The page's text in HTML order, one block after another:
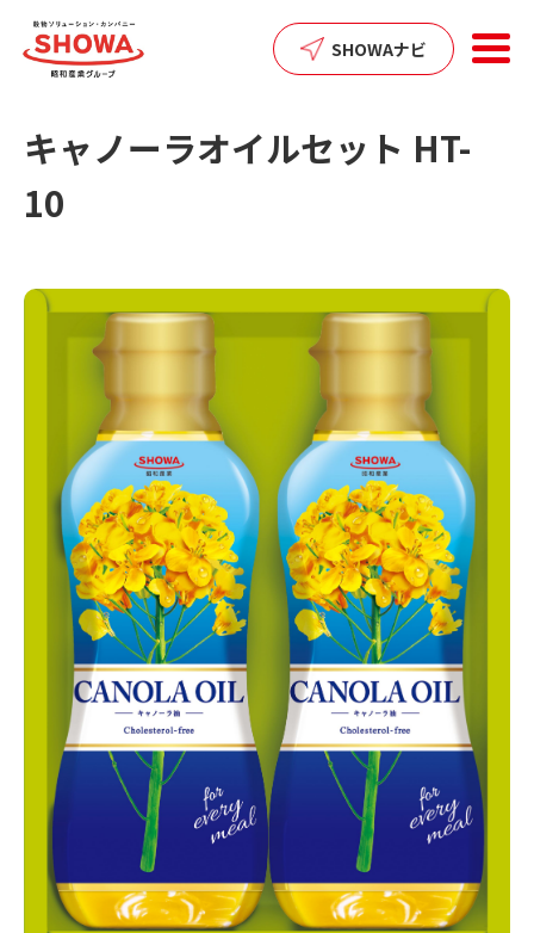
SHOWAナビ
キャノーラオイルセット HT-
10